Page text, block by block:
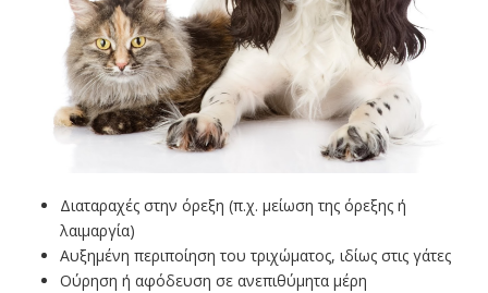
Διαταραχές στην όρεξη (π.χ. μείωση της όρεξης ή
λαιμαργία)
Αυξημένη περιποίηση του τριχώματος, ιδίως στις γάτες
Ούρηση ή αφόδευση σε ανεπιθύμητα μέρη